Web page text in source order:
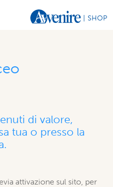
SHOP
di valore,
tua o presso la
attivazione sul sito, per